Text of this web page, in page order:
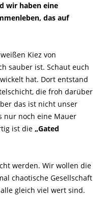
wir haben eine
das auf
Kiez von
sauber ist. Schaut euch
hat. Dort entstand
die froh darüber
das ist nicht unser
nur noch eine Mauer
ist die „Gated
werden. Wir wollen die
chaotische Gesellschaft
gleich viel wert sind.